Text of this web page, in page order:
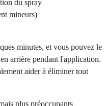
du spray
mineurs)
minutes, et vous pouvez le
arrière pendant l'application.
aider à éliminer tout
plus préoccupants